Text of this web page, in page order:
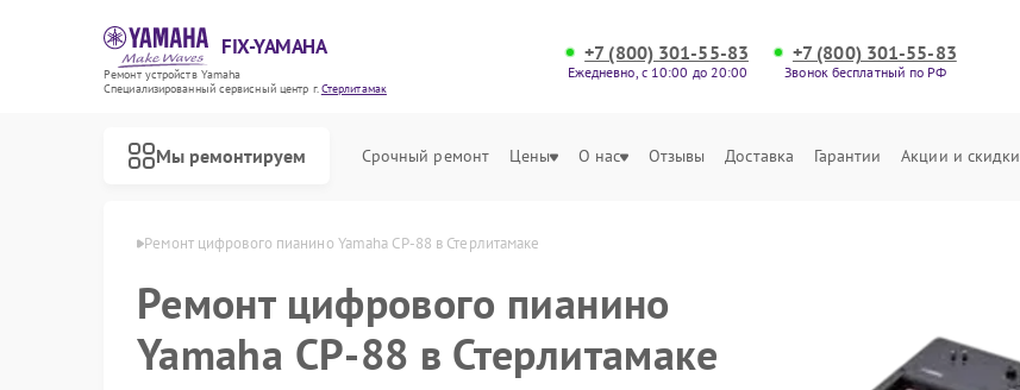
FIX-YAMAHA
Ремонт устройств Yamaha
Специализированный cервисный центр г.Стерлитамак
+7 (800) 301-55-83
Ежедневно, с 10:00 до 20:00
+7 (800) 301-55-83
Звонок бесплатный по РФ
Мы ремонтируем Срочный ремонт Цены О нас Отзывы Доставка Гарантии Акции и скидки
в Стерлитамаке Ремонт цифрового пианино Yamaha CP-88 в Стерлитамаке
Ремонт цифрового пианино
Yamaha CP-88 в Стерлитамаке